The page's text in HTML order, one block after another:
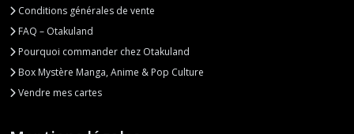
Conditions générales de vente
FAQ – Otakuland
Pourquoi commander chez Otakuland
Box Mystère Manga, Anime & Pop Culture
Vendre mes cartes